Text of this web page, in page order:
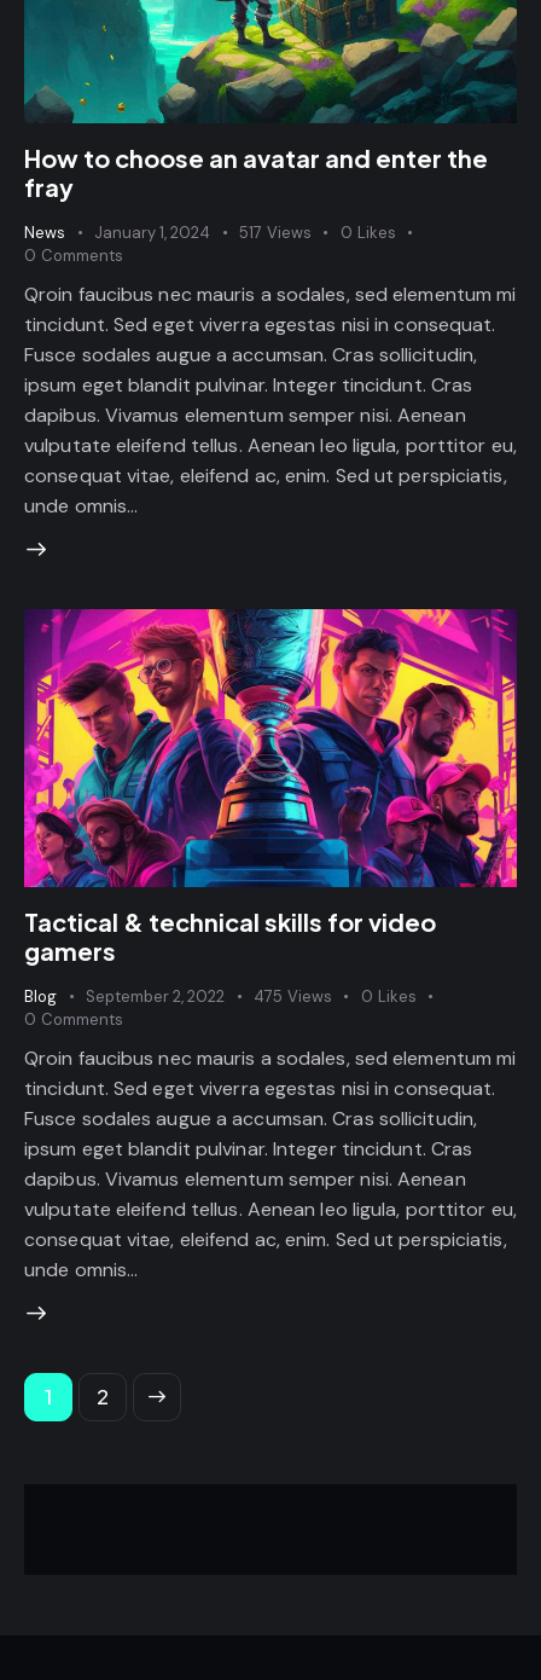
How to choose an avatar and enter the
fray
News January 1, 2024 517 Views 0 Likes
0 Comments
Qroin faucibus nec mauris a sodales, sed elementum mi
tincidunt. Sed eget viverra egestas nisi in consequat.
Fusce sodales augue a accumsan. Cras sollicitudin,
ipsum eget blandit pulvinar. Integer tincidunt. Cras
dapibus. Vivamus elementum semper nisi. Aenean
vulputate eleifend tellus. Aenean leo ligula, porttitor eu,
consequat vitae, eleifend ac, enim. Sed ut perspiciatis,
unde omnis…
Tactical & technical skills for video
gamers
Blog September 2, 2022 475 Views 0 Likes
0 Comments
Qroin faucibus nec mauris a sodales, sed elementum mi
tincidunt. Sed eget viverra egestas nisi in consequat.
Fusce sodales augue a accumsan. Cras sollicitudin,
ipsum eget blandit pulvinar. Integer tincidunt. Cras
dapibus. Vivamus elementum semper nisi. Aenean
vulputate eleifend tellus. Aenean leo ligula, porttitor eu,
consequat vitae, eleifend ac, enim. Sed ut perspiciatis,
unde omnis…
1 2